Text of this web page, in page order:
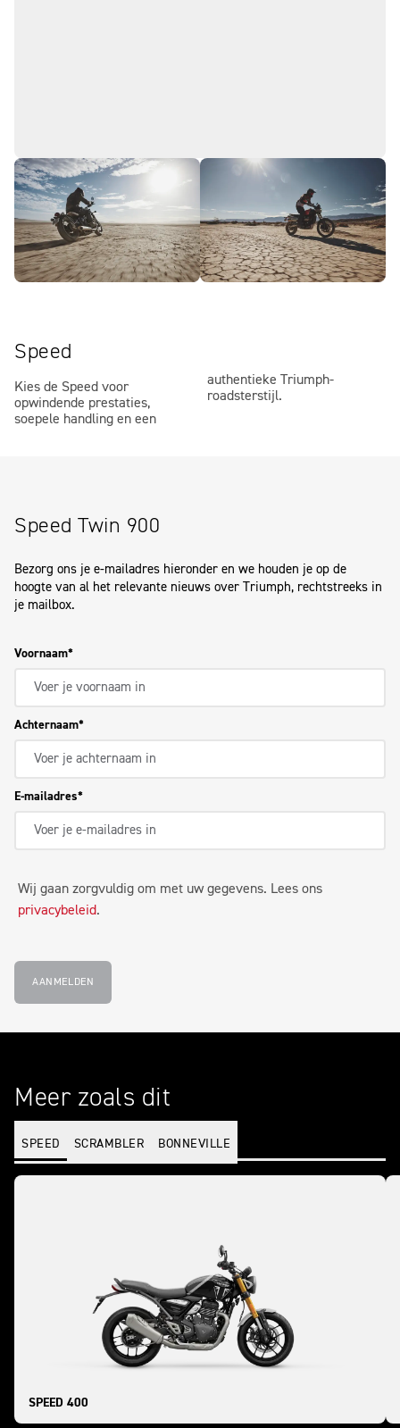
Speed
Kies de Speed voor
opwindende prestaties,
soepele handling en een
authentieke Triumph-
roadsterstijl.
Speed Twin 900
Bezorg ons je e-mailadres hieronder en we houden je op de
hoogte van al het relevante nieuws over Triumph, rechtstreeks in
je mailbox.
Voornaam
Achternaam
E-mailadres
Wij gaan zorgvuldig om met uw gegevens. Lees ons
privacybeleid.
AANMELDEN
Meer zoals dit
SPEED SCRAMBLER BONNEVILLE
SPEED 400